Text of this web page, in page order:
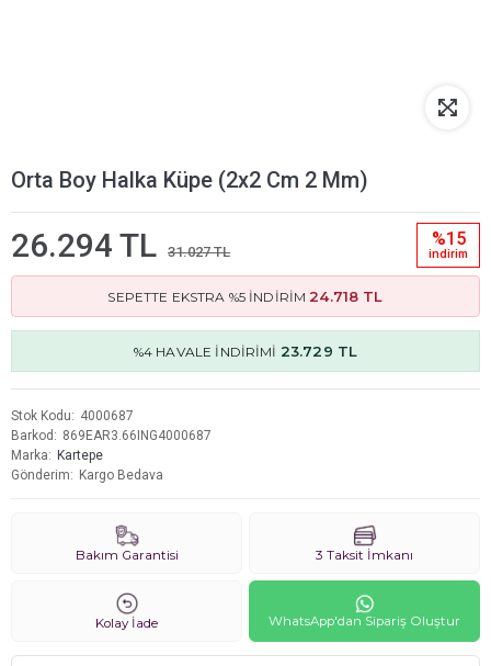
Orta Boy Halka Küpe (2x2 Cm 2 Mm)
26.294 TL 31.027 TL
%15
i̇ndi̇ri̇m
SEPETTE EKSTRA %5 İNDİRİM 24.718 TL
%4 HAVALE İNDİRİMİ 23.729 TL
Stok Kodu
4000687
Barkod
869EAR3.66ING4000687
Marka
Kartepe
Gönderim
Kargo Bedava
Bakım Garantisi 3 Taksit İmkanı
Kolay İade WhatsApp'dan Sipariş Oluştur